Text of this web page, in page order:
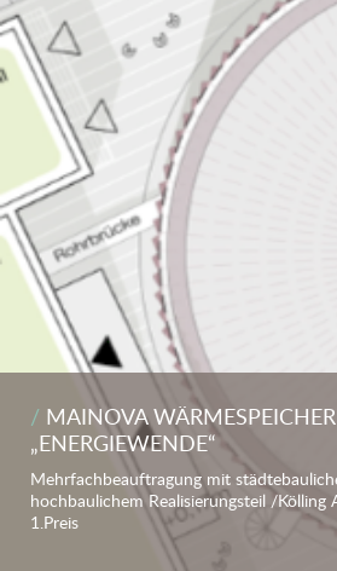
MAINOVA WÄRMESPEICHER
„ENERGIEWENDE“
Mehrfachbeauftragung mit
hochbaulichem Realisierungsteil /
1.Preis